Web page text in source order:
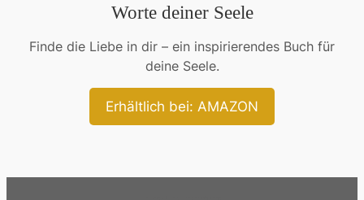
Worte deiner Seele
Finde die Liebe in dir – ein inspirierendes Buch für
deine Seele.
Erhältlich bei: AMAZON